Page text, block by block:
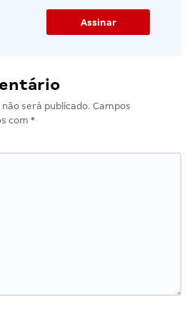
será publicado. Campos
com *